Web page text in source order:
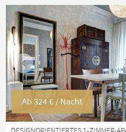
Vorherige
Ab 324 € / Nacht